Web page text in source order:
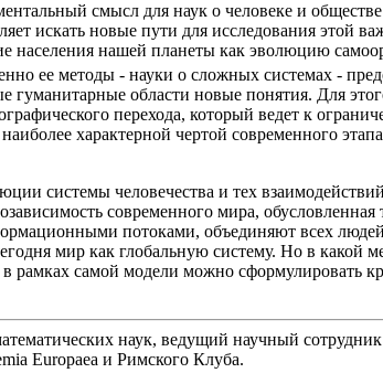
смысл для наук о человеке и обществе
искать новые пути для исследования этой
населения нашей планеты как эволюцию
ее методы - науки о сложных системах -
гуманитарные области новые понятия. Для
перехода, который ведет к
характерной чертой современного
системы человечества и тех
современного мира,
потоками, объединяют всех
мир как глобальную систему. Но в какой
рамках самой модели можно сформулировать
наук, ведущий научный
Europaea и Римского Клуба.